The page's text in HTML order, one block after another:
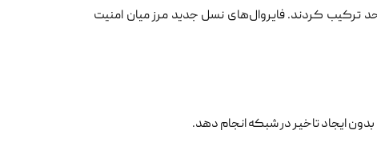
ترکیب کردند. فایروال‌های نسل جدید مرز میان امنیت
ایجاد تاخیر در شبکه انجام دهد.